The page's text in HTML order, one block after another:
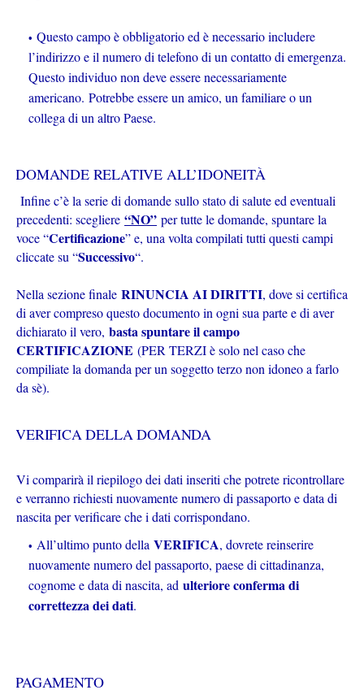
Questo campo è obbligatorio ed è necessario includere
l’indirizzo e il numero di telefono di un contatto di emergenza.
Questo individuo non deve essere necessariamente
americano. Potrebbe essere un amico, un familiare o un
collega di un altro Paese.
DOMANDE RELATIVE ALL’IDONEITÀ
Infine c’è la serie di domande sullo stato di salute ed eventuali
precedenti: scegliere “NO” per tutte le domande, spuntare la
voce “Certificazione” e, una volta compilati tutti questi campi
cliccate su “Successivo“.
Nella sezione finale RINUNCIA AI DIRITTI, dove si certifica
di aver compreso questo documento in ogni sua parte e di aver
dichiarato il vero, basta spuntare il campo
CERTIFICAZIONE (PER TERZI è solo nel caso che
compiliate la domanda per un soggetto terzo non idoneo a farlo
da sè).
VERIFICA DELLA DOMANDA
Vi comparirà il riepilogo dei dati inseriti che potrete ricontrollare
e verranno richiesti nuovamente numero di passaporto e data di
nascita per verificare che i dati corrispondano.
All’ultimo punto della VERIFICA, dovrete reinserire
nuovamente numero del passaporto, paese di cittadinanza,
cognome e data di nascita, ad ulteriore conferma di
correttezza dei dati.
PAGAMENTO